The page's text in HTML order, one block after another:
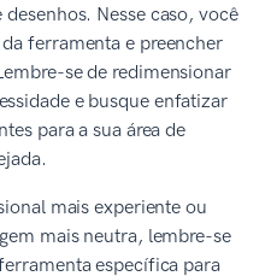
Nesse caso, você
ferramenta e preencher
se de redimensionar
e busque enfatizar
para a sua área de
mais experiente ou
mais neutra, lembre-se
específica para